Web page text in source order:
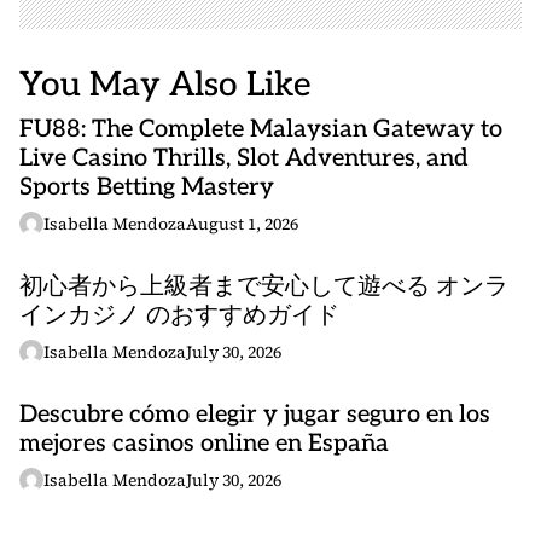
You May Also Like
FU88: The Complete Malaysian Gateway to
Live Casino Thrills, Slot Adventures, and
Sports Betting Mastery
Isabella MendozaAugust 1, 2026
初心者から上級者まで安心して遊べる オンラ
インカジノ のおすすめガイド
Isabella MendozaJuly 30, 2026
Descubre cómo elegir y jugar seguro en los
mejores casinos online en España
Isabella MendozaJuly 30, 2026